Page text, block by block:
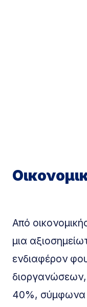
Από
μια
ενδιαφέρον
40%, σύμφωνα